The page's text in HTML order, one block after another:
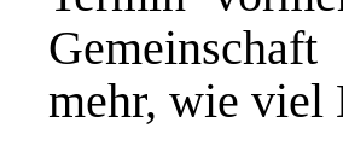
mehr, wie viel